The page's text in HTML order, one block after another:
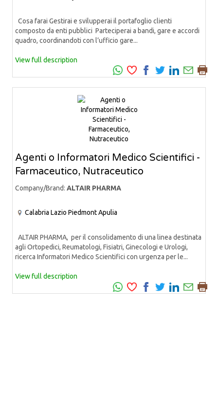
Cosa farai Gestirai e svilupperai il portafoglio clienti
composto da enti pubblici Parteciperai a bandi, gare e accordi
quadro, coordinandoti con l’ufficio gare...
View full description
Agenti o Informatori Medico Scientifici -
Farmaceutico, Nutraceutico
Company/Brand: ALTAIR PHARMA
Calabria Lazio PiedmontApulia
ALTAIR PHARMA, per il consolidamento di una linea destinata
agli Ortopedici, Reumatologi, Fisiatri, Ginecologi e Urologi,
ricerca Informatori Medico Scientifici con urgenza per le...
View full description